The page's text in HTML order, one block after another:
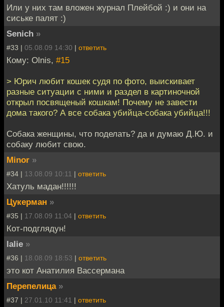
Или у них там вложен журнал Плейбой :) и они на
сиське палят :)
Senich »
#33 | 05.08.09 14:30 | ответить
Кому: Olnis, #15
> Юрич любит кошек судя по фото, выискивает
разные ситуации с ними и раздел в картиночной
открыл посвященый кошкам! Почему не завести
дома такого? А все собака убийца-собака убийца!!!
Собака женщины, что поделать? да и думаю Д.Ю. и
собаку любит свою.
Minor »
#34 | 13.08.09 10:11 | ответить
Хатуль мадан!!!!!!
Цукерман »
#35 | 17.08.09 11:04 | ответить
Кот-подглядун!
lalie »
#36 | 18.08.09 18:53 | ответить
это кот Анатилия Вассермана
Перепелица »
#37 | 27.01.10 11:41 | ответить